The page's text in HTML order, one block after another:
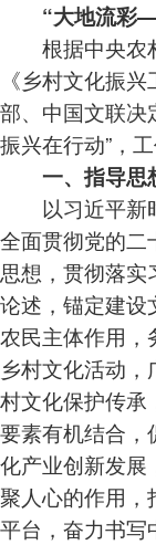
“大地流彩
根据中央农
《乡村文化振
部、中国文联
振兴在行动”，工
一、指导思
以习近平新时
全面贯彻党的二
思想，贯彻落实
论述，锚定建设
农民主体作用，
乡村文化活动
村文化保护传承
要素有机结合，
化产业创新发展
聚人心的作用，
平台，奋力书写